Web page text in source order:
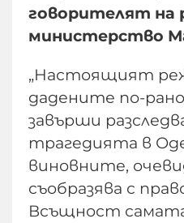
говорителят на
министерство
„Настоящият
дадените по-
завърши
трагедията в
виновните,
съобразява с
Всъщност